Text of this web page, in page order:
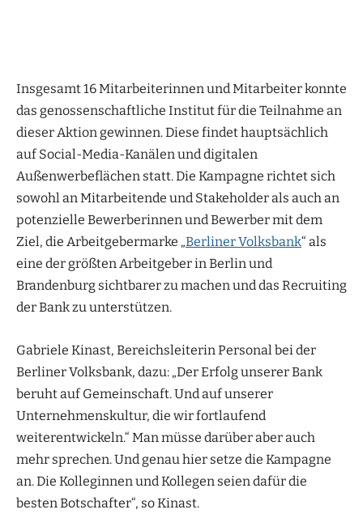
Insgesamt 16 Mitarbeiterinnen und Mitarbeiter konnte
das genossenschaftliche Institut für die Teilnahme an
dieser Aktion gewinnen. Diese findet hauptsächlich
auf Social-Media-Kanälen und digitalen
Außenwerbeflächen statt. Die Kampagne richtet sich
sowohl an Mitarbeitende und Stakeholder als auch an
potenzielle Bewerberinnen und Bewerber mit dem
Ziel, die Arbeitgebermarke „Berliner Volksbank“ als
eine der größten Arbeitgeber in Berlin und
Brandenburg sichtbarer zu machen und das Recruiting
der Bank zu unterstützen.
Gabriele Kinast, Bereichsleiterin Personal bei der
Berliner Volksbank, dazu: „Der Erfolg unserer Bank
beruht auf Gemeinschaft. Und auf unserer
Unternehmenskultur, die wir fortlaufend
weiterentwickeln.“ Man müsse darüber aber auch
mehr sprechen. Und genau hier setze die Kampagne
an. Die Kolleginnen und Kollegen seien dafür die
besten Botschafter“, so Kinast.